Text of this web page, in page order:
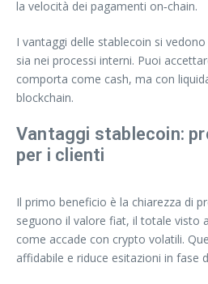
la velocità dei pagamenti on‑chain.
I vantaggi delle stablecoin si vedono
sia nei processi interni. Puoi
comporta come cash, ma con
blockchain.
Vantaggi stablecoin:
per i clienti
Il primo beneficio è la chiarezza di
seguono il valore fiat, il totale visto
come accade con crypto volatili.
affidabile e riduce esitazioni in fase